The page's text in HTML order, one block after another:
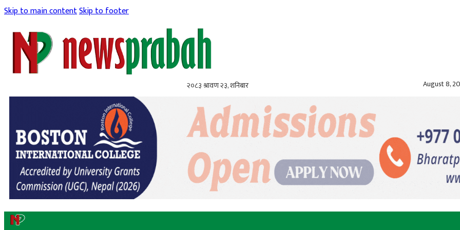
Skip to main contentSkip to footer
२०८३ श्रावण २३, शनिबार August 8,